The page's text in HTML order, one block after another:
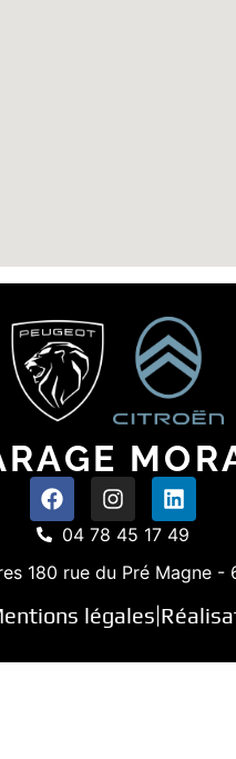
04 78 45 17 49
180 rue du Pré Magne -
légales